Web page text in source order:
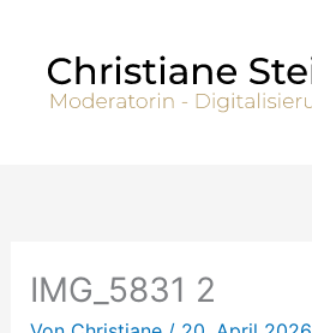
springen
IMG_5831 2